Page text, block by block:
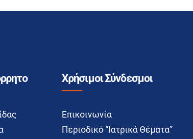
Χρήσιμοι Σύνδεσμοι
Επικοινωνία
Περιοδικό “Ιατρικά Θέματα”